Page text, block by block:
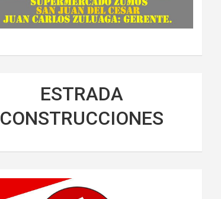
ESTRADA
CONSTRUCCIONES